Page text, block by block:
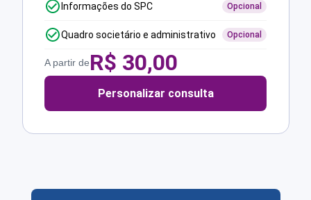
Informações do SPC Opcional
Quadro societário e administrativo Opcional
A partir deR$ 30,00
Personalizar consulta